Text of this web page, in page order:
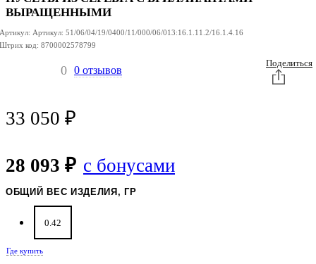
ВЫРАЩЕННЫМИ
Артикул: Артикул: 51/06/04/19/0400/11/000/06/013:16.1.11.2/16.1.4.16
Штрих код: 8700002578799
0 0 отзывов
Поделиться
33 050 ₽
28 093 ₽ с бонусами
ОБЩИЙ ВЕС ИЗДЕЛИЯ, ГР
0.42
Где купить